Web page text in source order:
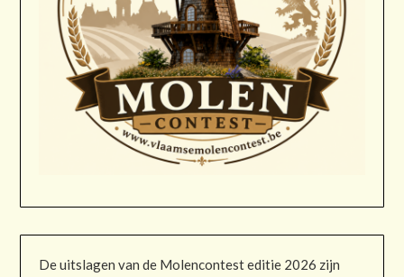
De uitslagen van de Molencontest editie 2026 zijn